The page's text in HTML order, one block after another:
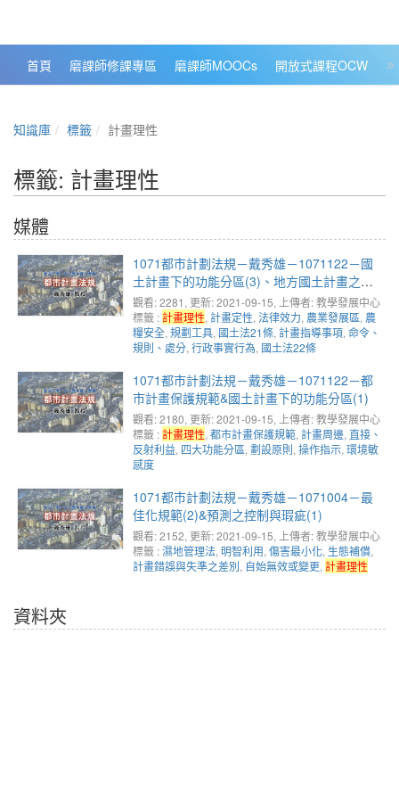
首頁 磨課師修課專區 磨課師MOOCs 開放式課程OCW
知識庫 標籤 計畫理性
標籤: 計畫理性
媒體
1071都市計劃法規－戴秀雄－1071122－國
土計畫下的功能分區(3)、地方國土計畫之法
律定性(1)
觀看: 2281 , 更新: 2021-09-15, 上傳者: 教學發展中心
標籤 :計畫理性, 計畫定性, 法律效力, 農業發展區, 農
糧安全, 規劃工具, 國土法21條, 計畫指導事項, 命令、
規則、處分, 行政事實行為, 國土法22條
1071都市計劃法規－戴秀雄－1071122－都
市計畫保護規範&國土計畫下的功能分區(1)
觀看: 2180, 更新: 2021-09-15, 上傳者: 教學發展中心
標籤 :計畫理性, 都市計畫保護規範, 計畫周邊, 直接、
反射利益, 四大功能分區, 劃設原則, 操作指示, 環境敏
感度
1071都市計劃法規－戴秀雄－1071004－最
佳化規範(2)&預測之控制與瑕疵(1)
觀看: 2152, 更新: 2021-09-15, 上傳者: 教學發展中心
標籤 :濕地管理法, 明智利用, 傷害最小化, 生態補償,
計畫錯誤與失準之差別, 自始無效或變更, 計畫理性
資料夾